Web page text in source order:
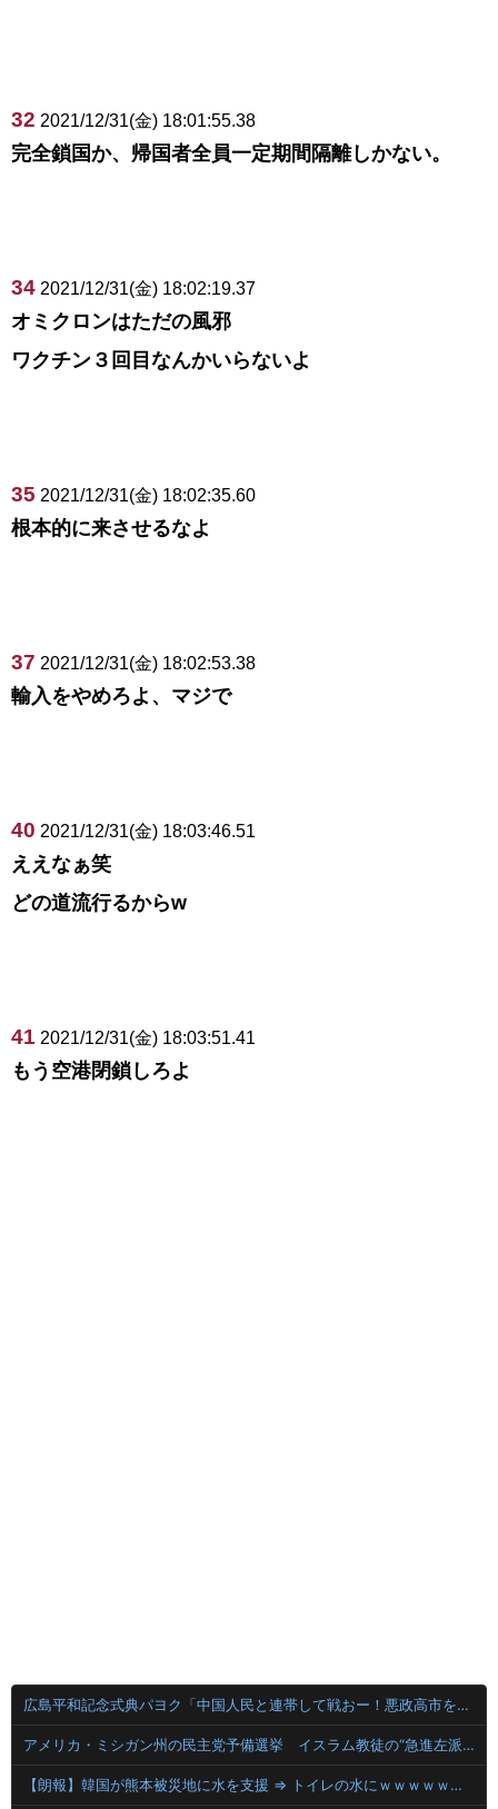
32 2021/12/31(金) 18:01:55.38
完全鎖国か、帰国者全員一定期間隔離しかない。
34 2021/12/31(金) 18:02:19.37
オミクロンはただの風邪
ワクチン３回目なんかいらないよ
35 2021/12/31(金) 18:02:35.60
根本的に来させるなよ
37 2021/12/31(金) 18:02:53.38
輸入をやめろよ、マジで
40 2021/12/31(金) 18:03:46.51
ええなぁ笑
どの道流行るからw
41 2021/12/31(金) 18:03:51.41
もう空港閉鎖しろよ
広島平和記念式典パヨク「中国人民と連帯して戦おー！悪政高市を打倒するぞー！」
アメリカ・ミシガン州の民主党予備選挙 イスラム教徒の“急進左派”候補が勝利確実に⋯トランプ氏は批判
【朗報】韓国が熊本被災地に水を支援 ⇒ トイレの水にｗｗｗｗｗｗｗ